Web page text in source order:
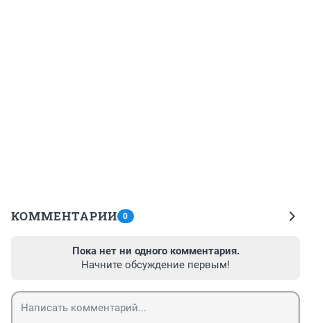
КОММЕНТАРИИ 0
Пока нет ни одного комментария.
Начните обсуждение первым!